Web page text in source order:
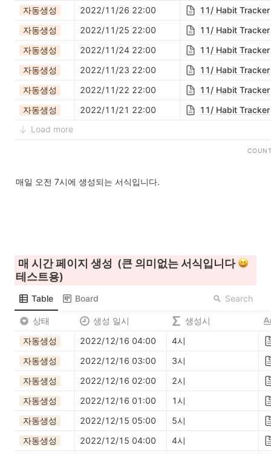
자동생성
2022/11/26 22:00
11/ Habit Tracker
자동생성
2022/11/25 22:00
11/ Habit Tracker
자동생성
2022/11/24 22:00
11/ Habit Tracker
자동생성
2022/11/23 22:00
11/ Habit Tracker
자동생성
2022/11/22 22:00
11/ Habit Tracker
자동생성
2022/11/21 22:00
11/ Habit Tracker
Load more
매일 오전 7시에 생성되는 서식입니다.
매 시간 페이지 생성  (큰 의미없는 서식입니다
테스트용)
Table Board Search
상태 생성 일시
생성시
자동생성
2022/12/16 04:00
4시
자동생성
2022/12/16 03:00
3시
자동생성
2022/12/16 02:00
2시
자동생성
2022/12/16 01:00
1시
자동생성
2022/12/15 05:00
5시
자동생성
2022/12/15 04:00
4시